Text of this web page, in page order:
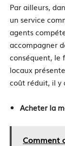
Par ailleurs,
un service
agents
accompagner
conséquent, le
locaux
coût réduit, il y
Acheter la
Comment